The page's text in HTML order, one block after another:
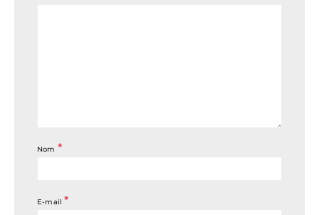
Nom *
E-mail*